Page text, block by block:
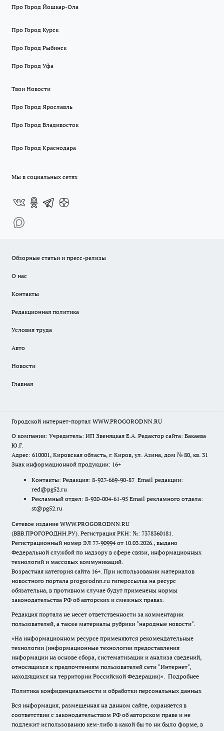
Про Город Йошкар-Ола
Про Город Курск
Про Город Рыбинск
Про Город Уфа
Твои Новости
Про Город Ярославль
Про Город Владивосток
Про Город Краснодара
Мы в социальных сетях
Обзорные статьи и пресс-релизы
О нас
Контакты
Редакционная политика
Условия труда
Авто
Новости
Главная
Городской интернет-портал WWW.PROGORODNN.RU
О компании: Учредитель: ИП Звеняцкая Е.А. Редактор сайта: Бакаева
Ю.Г.
Адрес: 610001, Кировская область, г. Киров, ул. Азина, дом № 80, кв. 31
Знак информационной продукции: 16+
Контакты: Редакция: 8-927-669-90-87 Email редакции:
red@pg52.ru
Рекламный отдел: 8-920-004-61-95 Email рекламного отдела:
st@pg52.ru
Сетевое издание WWW.PROGORODNN.RU
(ВВВ.ПРОГОРОДНН.РУ). Регистрация РКН: №: 7378360181.
Регистрационный номер ЭЛ 77-90994 от 10.03.2026., выдано
Федеральной службой по надзору в сфере связи, информационных
технологий и массовых коммуникаций.
Возрастная категория сайта 16+. При использовании материалов
новостного портала progorodnn.ru гиперссылка на ресурс
обязательна, в противном случае будут применены нормы
законодательства РФ об авторских и смежных правах.
Редакция портала не несет ответственности за комментарии
пользователей, а также материалы рубрики "народные новости".
«На информационном ресурсе применяются рекомендательные
технологии (информационные технологии предоставления
информации на основе сбора, систематизации и анализа сведений,
относящихся к предпочтениям пользователей сети "Интернет",
находящихся на территории Российской Федерации)». Подробнее
Политика конфиденциальности и обработки персональных данных
Вся информация, размещенная на данном сайте, охраняется в
соответствии с законодательством РФ об авторском праве и не
подлежит использованию кем-либо в какой бы то ни было форме, в